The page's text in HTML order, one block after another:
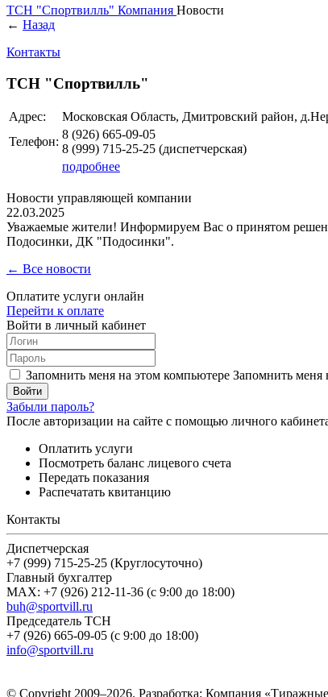
ТСН "Спортвилль" Компания Новости
← Назад
Контакты
ТСН "Спортвилль"
Адрес:
Московская Область, Дмитровский район,
Телефон:
8 (926) 665-09-05
8 (999) 715-25-25 (диспетчерская)
подробнее
Новости управляющей компании
22.03.2025
Уважаемые жители! Информируем Вас о принятом
Подосинки, ДК "Подосинки".
← Все новости
Оплатите услуги онлайн
Перейти к оплате
Войти в личный кабинет
Запомнить меня на этом компьютере Запомнить меня
Забыли пароль?
После авторизации на сайте с помощью личного
Оплатить услуги
Посмотреть баланс лицевого счета
Передать показания
Распечатать квитанцию
Контакты
Диспетчерская
+7 (999) 715-25-25 (Круглосуточно)
Главный бухгалтер
MAX: +7 (926) 212-11-36 (с 9:00 до 18:00)
buh@sportvill.ru
Председатель ТСН
+7 (926) 665-09-05 (с 9:00 до 18:00)
info@sportvill.ru
© Copyright 2009–2026. Разработка: Компания